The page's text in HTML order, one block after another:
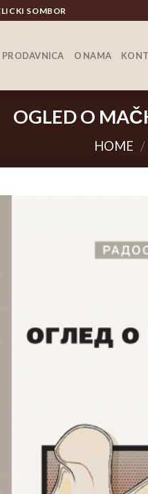
SOMBOR
PRODAVNICA O NAMA
OGLED O
HOME /